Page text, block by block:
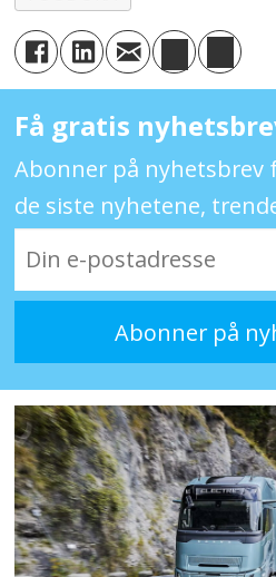
Få gratis
Abonner på nyhetsbrev
de siste nyhetene,